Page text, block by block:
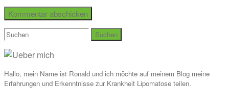
Suchen
Hallo, mein Name ist Ronald und ich möchte auf meinem Blog meine
Erfahrungen und Erkenntnisse zur Krankheit Lipomatose teilen.